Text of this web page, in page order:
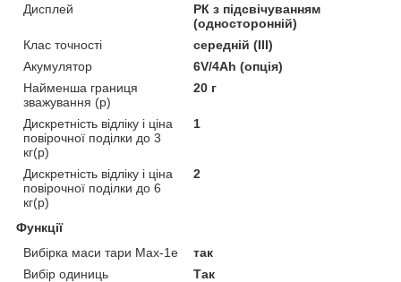
Дисплей
РК з підсвічуванням
(односторонній)
Клас точності
середній (III)
Акумулятор
6V/4Ah (опція)
Найменша границя
зважування (р)
20 г
Дискретність відліку і ціна
повірочної поділки до 3
кг(р)
1
Дискретність відліку і ціна
повірочної поділки до 6
кг(р)
2
Функції
Вибірка маси тари Max-1e
так
Вибір одиниць
Так